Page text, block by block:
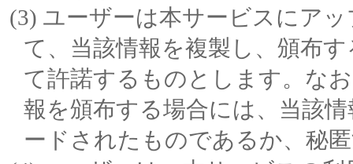
ユーザーは本サービスにア
て、当該情報を複製し、頒布
て許諾するものとします。な
報を頒布する場合には、当該
ードされたものであるか、秘